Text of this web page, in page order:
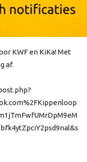
KWF en KiKa! Met
af.